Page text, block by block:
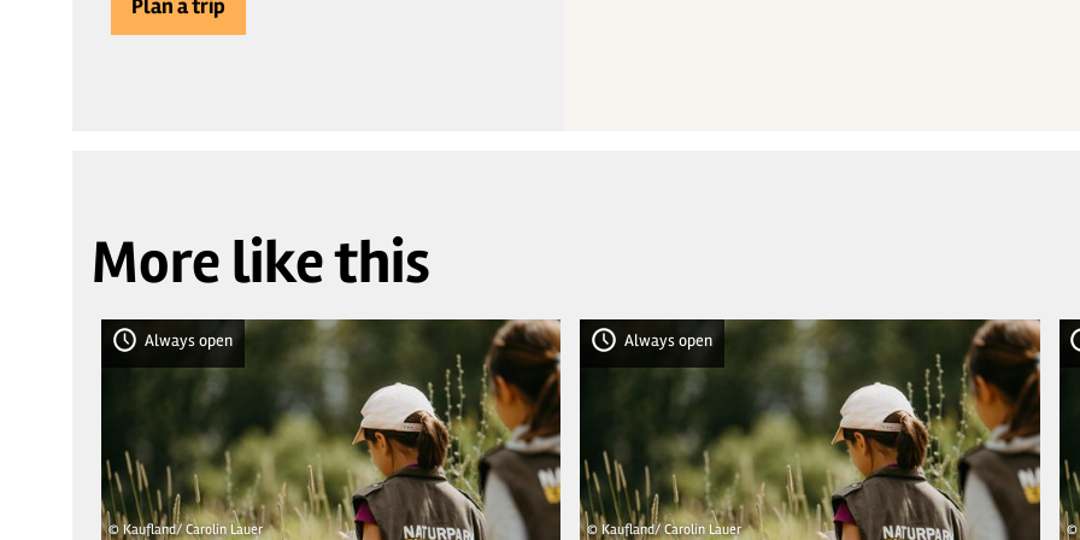
Plan a trip
More like this
Always open
© Kaufland/ Carolin Lauer
Always open
© Kaufland/ Carolin Lauer ©